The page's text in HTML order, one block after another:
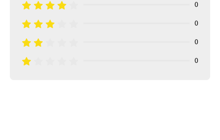
0
0
0
0